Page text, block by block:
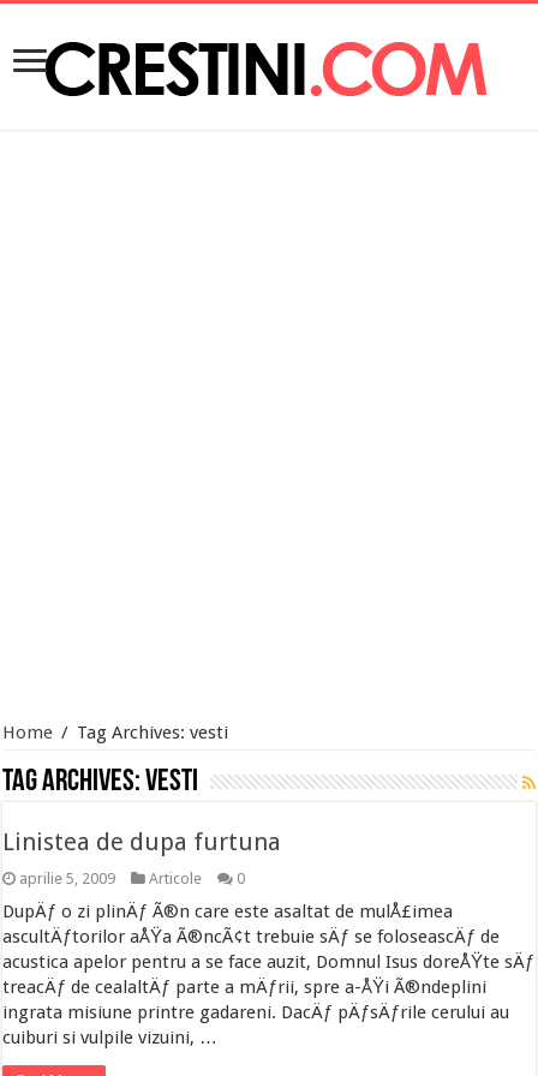
Home / Tag Archives: vesti
Tag Archives:vesti
Linistea de dupa furtuna
aprilie 5, 2009 Articole 0
DupÄƒ o zi plinÄƒ Ã®n care este asaltat de mulÅ£imea
ascultÄƒtorilor aÅŸa Ã®ncÃ¢t trebuie sÄƒ se foloseascÄƒ de
acustica apelor pentru a se face auzit, Domnul Isus doreÅŸte sÄƒ
treacÄƒ de cealaltÄƒ parte a mÄƒrii, spre a-ÅŸi Ã®ndeplini
ingrata misiune printre gadareni. DacÄƒ pÄƒsÄƒrile cerului au
cuiburi si vulpile vizuini, …